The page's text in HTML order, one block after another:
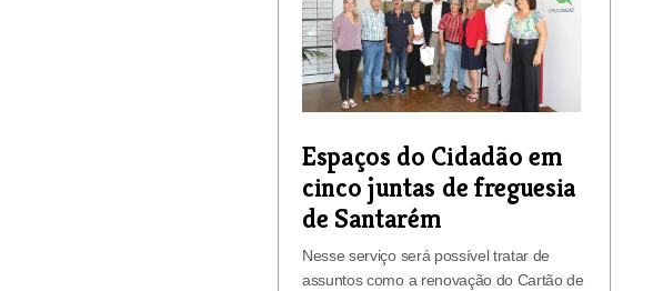
Espaços do Cidadão em
cinco juntas de freguesia
de Santarém
Nesse serviço será possível tratar de
assuntos como a renovação do Cartão de